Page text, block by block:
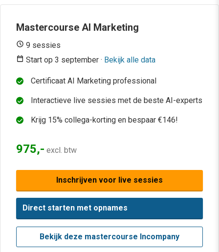
Mastercourse AI Marketing
9 sessies
Start op 3 september · Bekijk alle data
Inschrijven voor live sessies
Direct starten met opnames
Bekijk deze mastercourse Incompany
975,- excl. btw
Certificaat AI Marketing professional
Interactieve live sessies met de beste AI-experts
Krijg 15% collega-korting en bespaar €146!